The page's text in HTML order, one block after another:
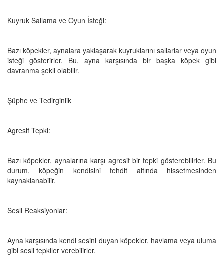
Kuyruk Sallama ve Oyun İsteği:
Bazı köpekler, aynalara yaklaşarak kuyruklarını sallarlar veya oyun
isteği gösterirler. Bu, ayna karşısında bir başka köpek gibi
davranma şekli olabilir.
Şüphe ve Tedirginlik
Agresif Tepki:
Bazı köpekler, aynalarına karşı agresif bir tepki gösterebilirler. Bu
durum, köpeğin kendisini tehdit altında hissetmesinden
kaynaklanabilir.
Sesli Reaksiyonlar:
Ayna karşısında kendi sesini duyan köpekler, havlama veya uluma
gibi sesli tepkiler verebilirler.